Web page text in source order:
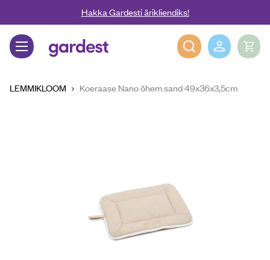
Liigu edasi põhisisu juurdeHakka Gardesti ärikliendiks!
Gardest
LEMMIKLOOM Koeraase Nano õhem sand 49x36x3,5cm